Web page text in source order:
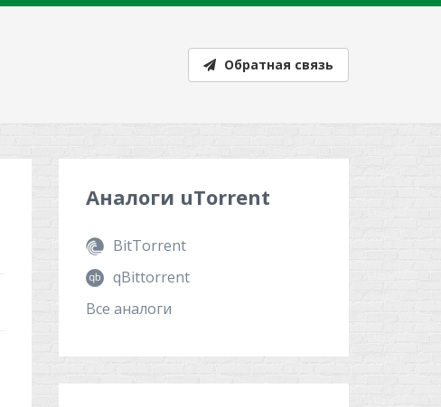
Обратная связь
Аналоги uTorrent
BitTorrent
qBittorrent
Все аналоги